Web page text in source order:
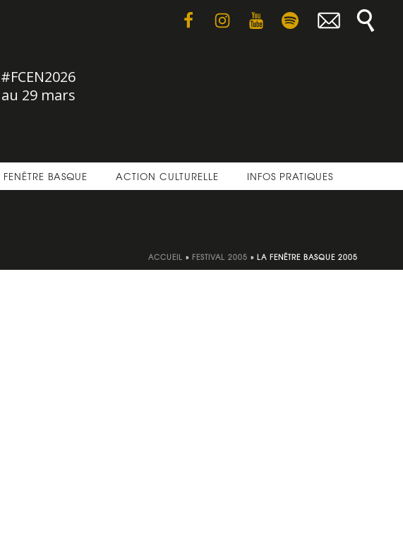
#FCEN2026
29 mars
FENÊTRE BASQUE ACTION CULTURELLE INFOS PRATIQUES
ACCUEIL » FESTIVAL 2005 » LA FENÊTRE BASQUE 2005